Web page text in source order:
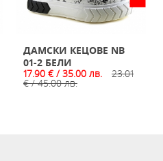
ДАМСКИ КЕЦОВЕ NB
01-2 БЕЛИ
17.90 € / 35.00 лв.
23.01
€ / 45.00 лв.